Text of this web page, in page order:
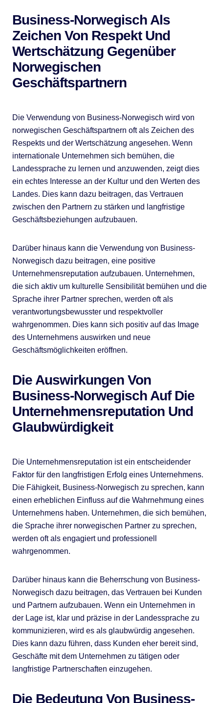
Business-Norwegisch Als
Zeichen Von Respekt Und
Wertschätzung Gegenüber
Norwegischen
Geschäftspartnern
Die Verwendung von Business-Norwegisch wird von
norwegischen Geschäftspartnern oft als Zeichen des
Respekts und der Wertschätzung angesehen. Wenn
internationale Unternehmen sich bemühen, die
Landessprache zu lernen und anzuwenden, zeigt dies
ein echtes Interesse an der Kultur und den Werten des
Landes. Dies kann dazu beitragen, das Vertrauen
zwischen den Partnern zu stärken und langfristige
Geschäftsbeziehungen aufzubauen.
Darüber hinaus kann die Verwendung von Business-
Norwegisch dazu beitragen, eine positive
Unternehmensreputation aufzubauen. Unternehmen,
die sich aktiv um kulturelle Sensibilität bemühen und die
Sprache ihrer Partner sprechen, werden oft als
verantwortungsbewusster und respektvoller
wahrgenommen. Dies kann sich positiv auf das Image
des Unternehmens auswirken und neue
Geschäftsmöglichkeiten eröffnen.
Die Auswirkungen Von
Business-Norwegisch Auf Die
Unternehmensreputation Und
Glaubwürdigkeit
Die Unternehmensreputation ist ein entscheidender
Faktor für den langfristigen Erfolg eines Unternehmens.
Die Fähigkeit, Business-Norwegisch zu sprechen, kann
einen erheblichen Einfluss auf die Wahrnehmung eines
Unternehmens haben. Unternehmen, die sich bemühen,
die Sprache ihrer norwegischen Partner zu sprechen,
werden oft als engagiert und professionell
wahrgenommen.
Darüber hinaus kann die Beherrschung von Business-
Norwegisch dazu beitragen, das Vertrauen bei Kunden
und Partnern aufzubauen. Wenn ein Unternehmen in
der Lage ist, klar und präzise in der Landessprache zu
kommunizieren, wird es als glaubwürdig angesehen.
Dies kann dazu führen, dass Kunden eher bereit sind,
Geschäfte mit dem Unternehmen zu tätigen oder
langfristige Partnerschaften einzugehen.
Die Bedeutung Von Business-